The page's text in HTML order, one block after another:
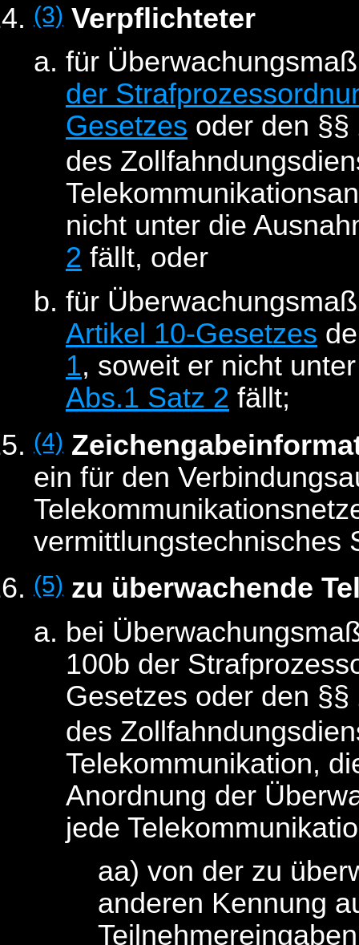
(3) Verpflichteter
für
der
Gesetzes oder den
des
nicht unter die
2 fällt, oder
für
Artikel 10-Gesetzes
1, soweit er nicht
Abs.1 Satz 2 fällt;
(4)
ein für den
vermittlungstechnisches
(5) zu überwachende
bei
100b der
Gesetzes oder den
des
Telekommunikation,
Anordnung der
jede
aa) von der zu
anderen Kennung